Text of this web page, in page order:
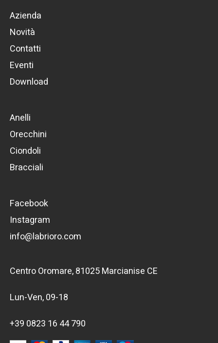
Azienda
Novità
Contatti
Eventi
Download
Anelli
Orecchini
Ciondoli
Bracciali
Facebook
Instagram
info@labrioro.com
Centro Oromare, 81025 Marcianise CE
Lun-Ven, 09-18
+39 0823 16 44 790